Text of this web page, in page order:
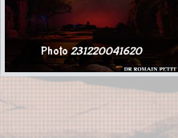
Photo231220041620